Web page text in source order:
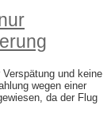
und keine
wegen einer
da der Flug